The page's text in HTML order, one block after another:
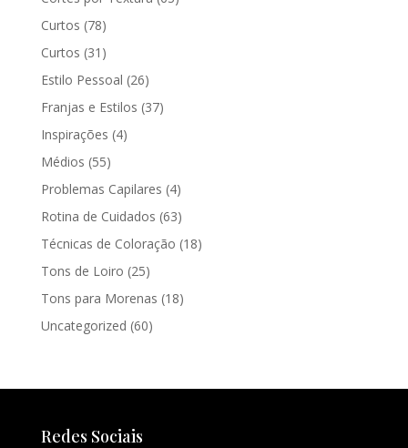
Curtos (78)
Curtos (31)
Estilo Pessoal (26)
Franjas e Estilos (37)
Inspirações (4)
Médios (55)
Problemas Capilares (4)
Rotina de Cuidados (63)
Técnicas de Coloração (18)
Tons de Loiro (25)
Tons para Morenas (18)
Uncategorized (60)
Redes Sociais